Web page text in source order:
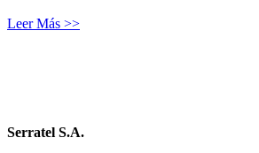
Leer Más >>
Serratel S.A.